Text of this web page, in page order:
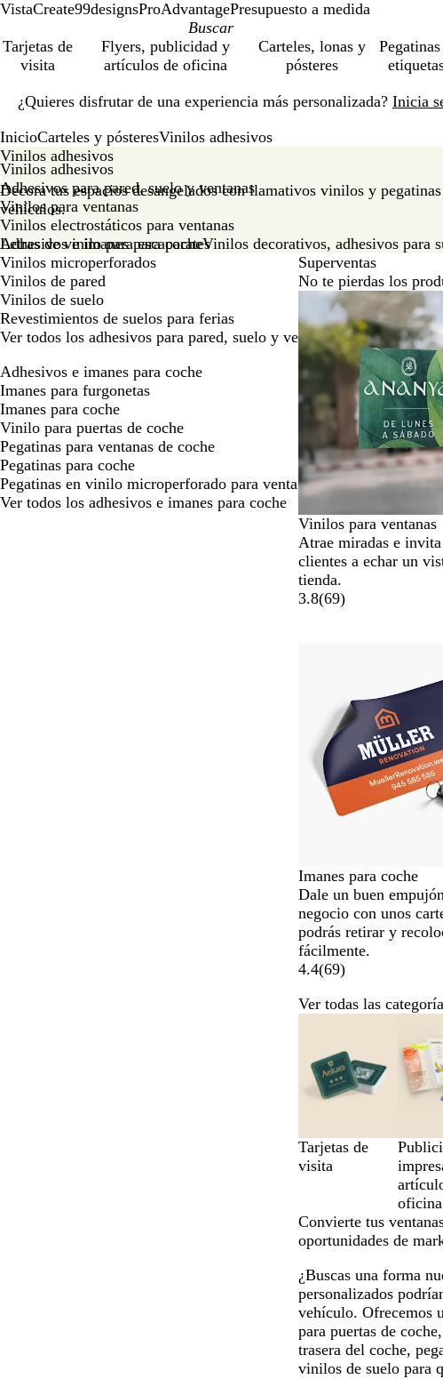
VistaCreate99designsProAdvantagePresupuesto a medida
Tarjetas de
visita
Flyers, publicidad y
artículos de oficina
Carteles, lonas y
pósteres
¿Quieres disfrutar de una experiencia más personalizada? Inicia
1
InicioCarteles y pósteresVinilos adhesivos
Vinilos adhesivos
Adhesivos para pared, suelo y ventanas
Vinilos para ventanas
Vinilos electrostáticos para ventanas
Letras de vinilo para escaparates
Vinilos microperforados
Vinilos de pared
Vinilos de suelo
Revestimientos de suelos para ferias
Ver todos los adhesivos para pared, suelo y ventanas
Adhesivos e imanes para coche
Imanes para furgonetas
Imanes para coche
Vinilo para puertas de coche
Pegatinas para ventanas de coche
Pegatinas para coche
Pegatinas en vinilo microperforado para ventanas de coche
Ver todos los adhesivos e imanes para coche
Vinilos adhesivos
Decora tus espacios desangelados con llamativos vinilos y
vehículos.
Adhesivos e imanes para cocheVinilos decorativos, adhesivos para
Superventas
No te pierdas los
Opciones nuevas
Vinilos para ventanas
Atrae miradas e
clientes a echar un
tienda.
3.8(69)
Imanes para coche
Dale un buen
negocio con unos
podrás retirar y
fácilmente.
4.4(69)
Ver todas las
Tarjetas de
visita
oficina
6
de
un
9
Convierte tus
oportunidades de
¿Buscas una forma
personalizados
vehículo. Ofrecemos
para puertas de
trasera del coche,
vinilos de suelo para